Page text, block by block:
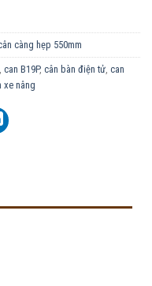
càng hẹp 550mm
, can B19P, cân bàn điện tử, can
xe nâng